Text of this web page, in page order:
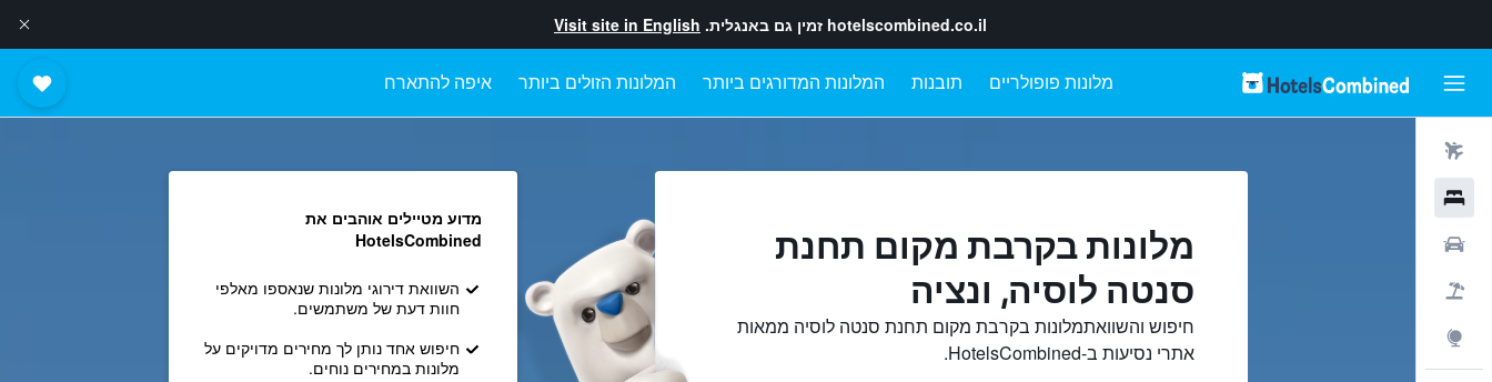
hotelscombined.co.il זמין גם באנגלית. Visit site in English
מלונות פופולריים תובנות המלונות המדורגים ביותר המלונות הזולים ביותר איפה להתארח
מלונות בקרבת מקום תחנת
סנטה לוסיה, ונציה
חיפוש והשוואתמלונות בקרבת מקום תחנת סנטה לוסיה ממאות
אתרי נסיעות ב-HotelsCombined.
מדוע מטיילים אוהבים את
HotelsCombined
השוואת דירוגי מלונות שנאספו מאלפי
חוות דעת של משתמשים.
חיפוש אחד נותן לך מחירים מדויקים על
מלונות במחירים נוחים.